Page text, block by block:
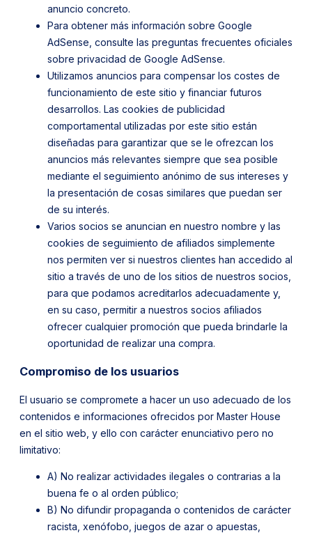
anuncio concreto.
Para obtener más información sobre Google
AdSense, consulte las preguntas frecuentes oficiales
sobre privacidad de Google AdSense.
Utilizamos anuncios para compensar los costes de
funcionamiento de este sitio y financiar futuros
desarrollos. Las cookies de publicidad
comportamental utilizadas por este sitio están
diseñadas para garantizar que se le ofrezcan los
anuncios más relevantes siempre que sea posible
mediante el seguimiento anónimo de sus intereses y
la presentación de cosas similares que puedan ser
de su interés.
Varios socios se anuncian en nuestro nombre y las
cookies de seguimiento de afiliados simplemente
nos permiten ver si nuestros clientes han accedido al
sitio a través de uno de los sitios de nuestros socios,
para que podamos acreditarlos adecuadamente y,
en su caso, permitir a nuestros socios afiliados
ofrecer cualquier promoción que pueda brindarle la
oportunidad de realizar una compra.
Compromiso de los usuarios
El usuario se compromete a hacer un uso adecuado de los
contenidos e informaciones ofrecidos por Master House
en el sitio web, y ello con carácter enunciativo pero no
limitativo:
A) No realizar actividades ilegales o contrarias a la
buena fe o al orden público;
B) No difundir propaganda o contenidos de carácter
racista, xenófobo, juegos de azar o apuestas,